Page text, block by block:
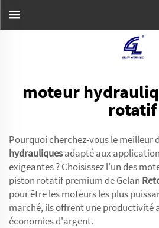
moteur
rotatif
Pourquoi cherchez-vous le meilleur
hydrauliquesadapté aux
exigeantes ? Choisissez l'un des
piston rotatif premium de Gelan
pour être les moteurs les plus
marché, ils offrent une productivité
économies d'argent.